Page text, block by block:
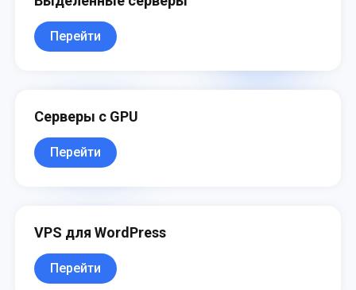
Перейти
Серверы с GPU
Перейти
VPS для WordPress
Перейти